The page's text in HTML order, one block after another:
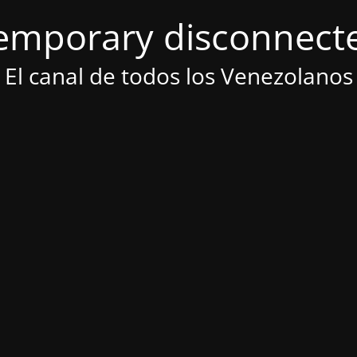
El canal de todos los Venezolanos